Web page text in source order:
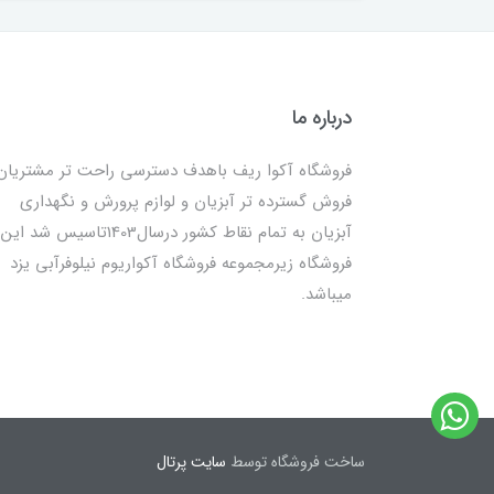
درباره ما
فروشگاه آکوا ریف باهدف دسترسی راحت تر
فروش گسترده تر آبزیان و لوازم پرورش و نگهداری
آبزیان به تمام نقاط کشور درسال1403تاسیس شد این
فروشگاه زیرمجموعه فروشگاه آکواریوم نیلوفرآبی یزد
میباشد.
ساخت فروشگاه توسط سایت پرتال